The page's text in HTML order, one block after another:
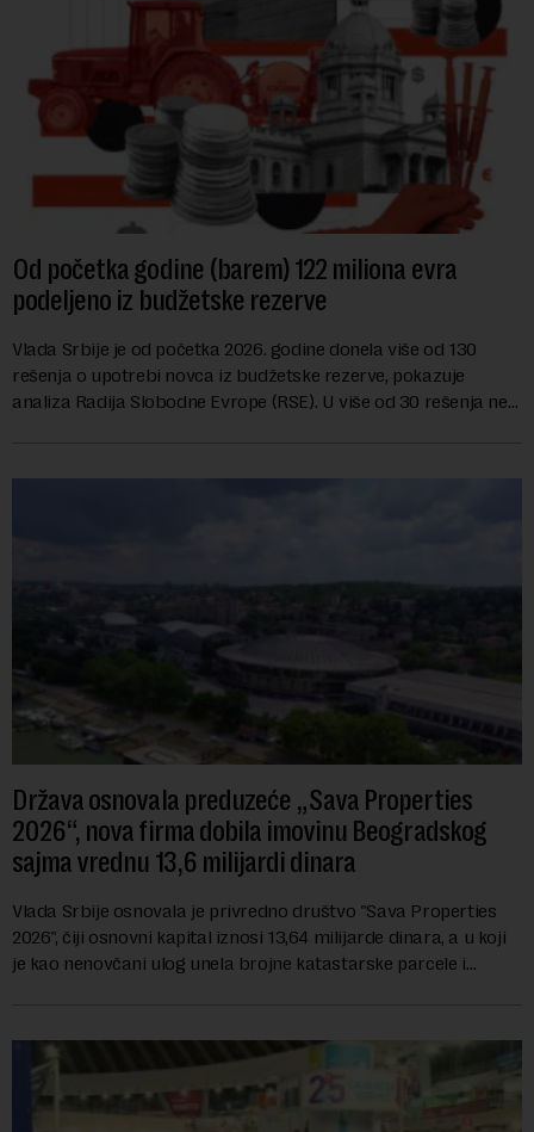
Od početka godine (barem) 122 miliona evra
podeljeno iz budžetske rezerve
Vlada Srbije je od početka 2026. godine donela više od 130
rešenja o upotrebi novca iz budžetske rezerve, pokazuje
analiza Radija Slobodne Evrope (RSE). U više od 30 rešenja ne
Država osnovala preduzeće „Sava Properties
2026“, nova firma dobila imovinu Beogradskog
sajma vrednu 13,6 milijardi dinara
Vlada Srbije osnovala je privredno društvo "Sava Properties
2026", čiji osnovni kapital iznosi 13,64 milijarde dinara, a u koji
je kao nenovčani ulog unela brojne katastarske parcele i